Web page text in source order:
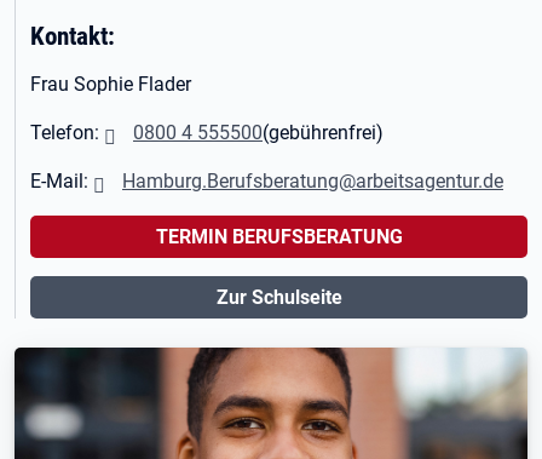
Kontakt:
Frau Sophie Flader
Telefon: 0800 4 555500(gebührenfrei)
E-Mail: Hamburg.Berufsberatung@arbeitsagentur.de
TERMIN BERUFSBERATUNG
Zur Schulseite